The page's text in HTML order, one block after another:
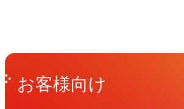
Get in Touchお問い合わせ
お客様向け